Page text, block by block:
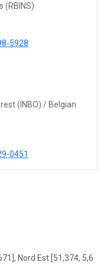
(RBINS)
5928
(INBO) / Belgian
0451
Nord Est [51,374, 5,695]